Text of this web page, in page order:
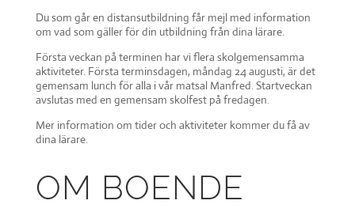
Du som går en distansutbildning får mejl med information
om vad som gäller för din utbildning från dina lärare.
Första veckan på terminen har vi flera skolgemensamma
aktiviteter. Första terminsdagen, måndag 24 augusti, är det
gemensam lunch för alla i vår matsal Manfred. Startveckan
avslutas med en gemensam skolfest på fredagen.
Mer information om tider och aktiviteter kommer du få av
dina lärare.
OM BOENDE